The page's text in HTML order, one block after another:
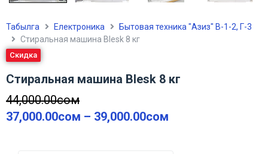
Табылга Електроника
Бытовая техника "Азиз" В-1-2, Г-3
Стиральная машина Blesk 8 кг
Скидка
Стиральная машина Blesk 8 кг
44,000.00сом
37,000.00сом – 39,000.00сом